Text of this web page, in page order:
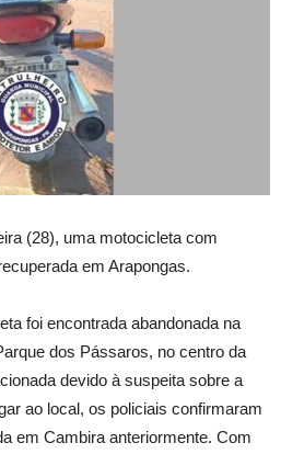
(28), uma motocicleta com
em Arapongas.
foi encontrada abandonada na
dos Pássaros, no centro da
devido à suspeita sobre a
ao local, os policiais confirmaram
em Cambira anteriormente. Com